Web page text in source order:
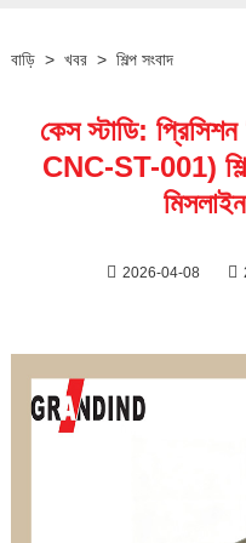
বাড়ি > খবর > শিল্প সংবাদ
কেস স্টাডি: প্রিসিশন
CNC-ST-001)
2026-04-08